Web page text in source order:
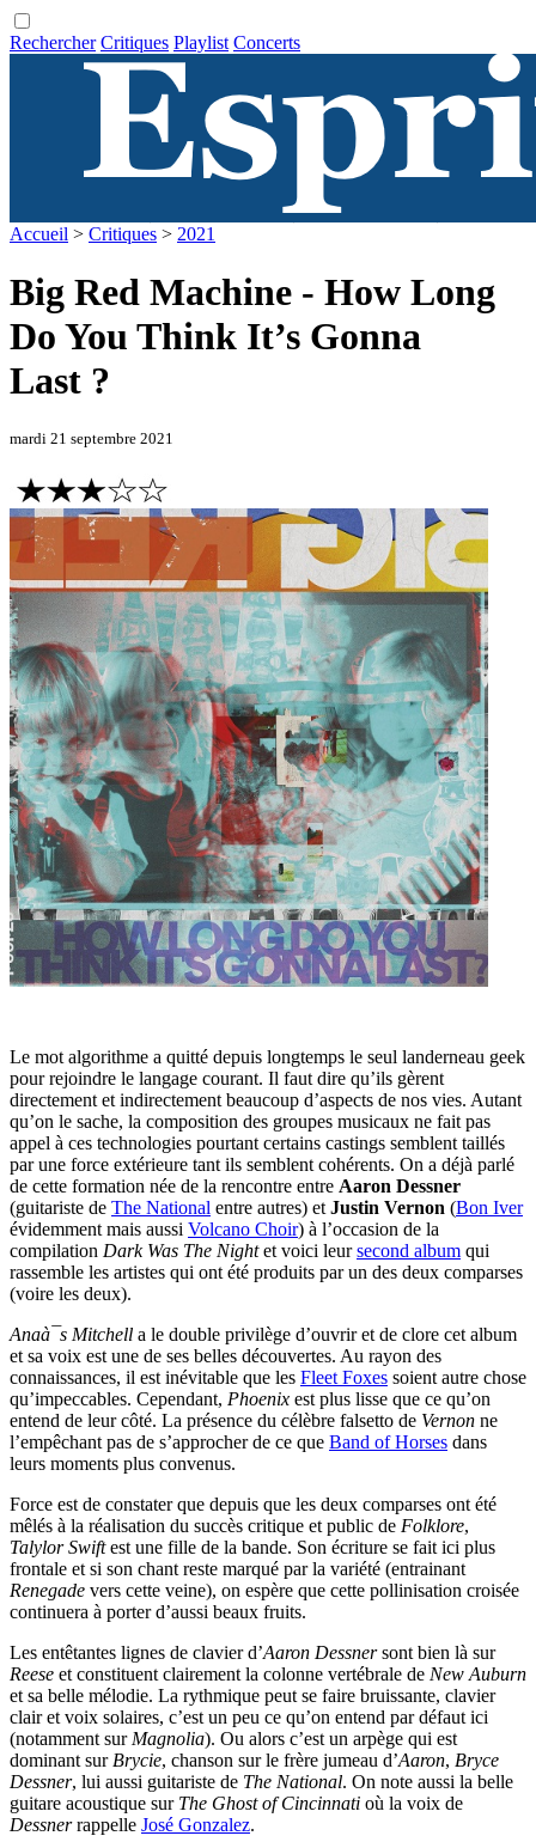
Rechercher Critiques Playlist Concerts
Accueil > Critiques > 2021
Big Red Machine - How Long
Do You Think It’s Gonna
Last ?
mardi 21 septembre 2021
Le mot algorithme a quitté depuis longtemps le seul landerneau geek
pour rejoindre le langage courant. Il faut dire qu’ils gèrent
directement et indirectement beaucoup d’aspects de nos vies. Autant
qu’on le sache, la composition des groupes musicaux ne fait pas
appel à ces technologies pourtant certains castings semblent taillés
par une force extérieure tant ils semblent cohérents. On a déjà parlé
de cette formation née de la rencontre entre Aaron Dessner
(guitariste de The National entre autres) et Justin Vernon (Bon Iver
évidemment mais aussi Volcano Choir) à l’occasion de la
compilation Dark Was The Nightet voici leursecond album qui
rassemble les artistes qui ont été produits par un des deux comparses
(voire les deux).
Anaà¯s Mitchell a le double privilège d’ouvrir et de clore cet album
et sa voix est une de ses belles découvertes. Au rayon des
connaissances, il est inévitable que les Fleet Foxes soient autre chose
qu’impeccables. Cependant, Phoenix est plus lisse que ce qu’on
entend de leur côté. La présence du célèbre falsetto de Vernon ne
l’empêchant pas de s’approcher de ce que Band of Horses dans
leurs moments plus convenus.
Force est de constater que depuis que les deux comparses ont été
mêlés à la réalisation du succès critique et public de Folklore,
Talylor Swiftest une fille de la bande. Son écriture se fait ici plus
frontale et si son chant reste marqué par la variété (entrainant
Renegade vers cette veine), on espère que cette pollinisation croisée
continuera à porter d’aussi beaux fruits.
Les entêtantes lignes de clavier d’Aaron Dessnersont bien là sur
Reese et constituent clairement la colonne vertébrale de New Auburn
et sa belle mélodie. La rythmique peut se faire bruissante, clavier
clair et voix solaires, c’est un peu ce qu’on entend par défaut ici
(notamment sur Magnolia). Ou alors c’est un arpège qui est
dominant sur Brycie, chanson sur le frère jumeau d’Aaron, Bryce
Dessner, lui aussi guitariste de The National. On note aussi la belle
guitare acoustique sur The Ghost of Cincinnati où la voix de
Dessnerrappelle José Gonzalez.